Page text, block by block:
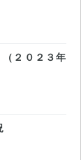
２０２３年